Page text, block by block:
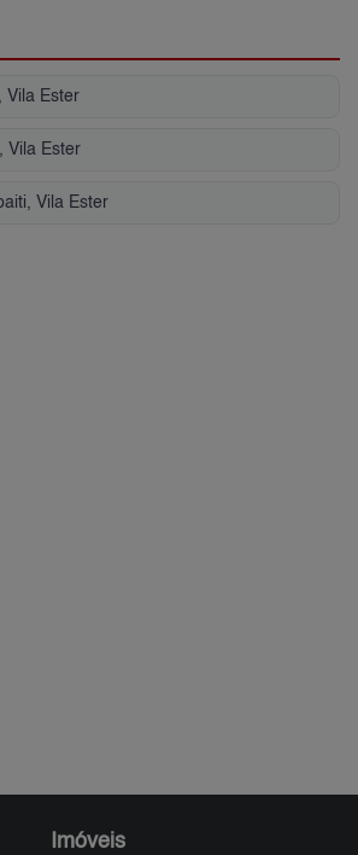
Vila Ester
Vila Ester
Vila Ester
Imóveis